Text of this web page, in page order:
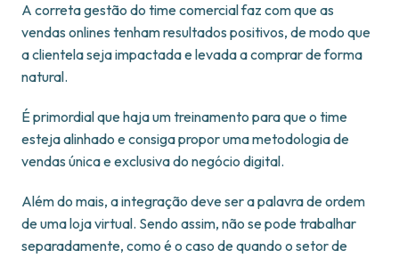
A correta gestão do time comercial faz com que as
vendas onlines tenham resultados positivos, de modo que
a clientela seja impactada e levada a comprar de forma
natural.
É primordial que haja um treinamento para que o time
esteja alinhado e consiga propor uma metodologia de
vendas única e exclusiva do negócio digital.
Além do mais, a integração deve ser a palavra de ordem
de uma loja virtual. Sendo assim, não se pode trabalhar
separadamente, como é o caso de quando o setor de